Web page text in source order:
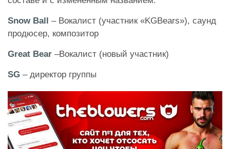
Snow Ball – Вокалист (участник «KGBears»), саунд
продюсер, композитор
Great Bear –Вокалист (новый участник)
SG – директор группы